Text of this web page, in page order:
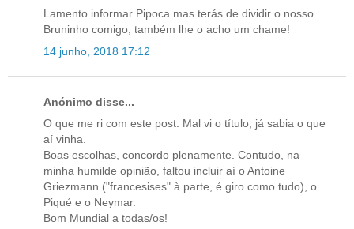
Lamento informar Pipoca mas terás de dividir o nosso
Bruninho comigo, também lhe o acho um chame!
14 junho, 2018 17:12
Anónimo disse...
O que me ri com este post. Mal vi o título, já sabia o que
aí vinha.
Boas escolhas, concordo plenamente. Contudo, na
minha humilde opinião, faltou incluir aí o Antoine
Griezmann ("francesises" à parte, é giro como tudo), o
Piqué e o Neymar.
Bom Mundial a todas/os!